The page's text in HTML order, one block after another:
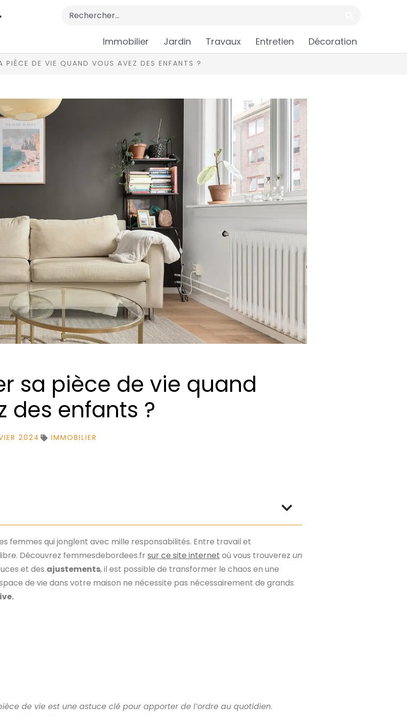
Immobilier Jardin Travaux Entretien Décoration
DE VIE QUAND VOUS AVEZ DES ENFANTS ?
sa pièce de vie quand
des enfants ?
2024 IMMOBILIER
femmes qui jonglent avec mille responsabilités. Entre travail et
Découvrez femmesdebordees.fr sur ce site internet où vous trouverez un
et des ajustements, il est possible de transformer le chaos en une
de vie dans votre maison ne nécessite pas nécessairement de grands
de vie est une astuce clé pour apporter de l’ordre au quotidien.